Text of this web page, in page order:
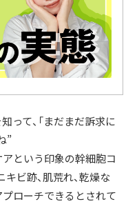
って、「まだまだ訴求に
”
という印象の幹細胞コ
キビ跡、肌荒れ、乾燥な
プローチできるとされて